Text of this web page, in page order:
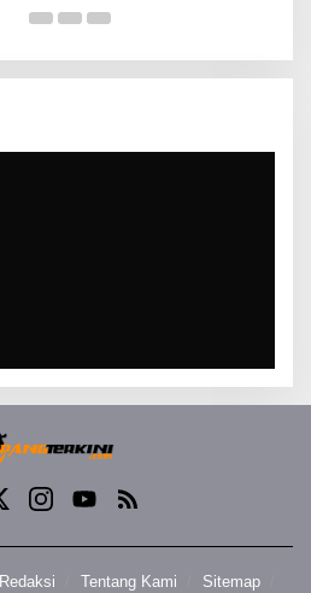
Redaksi Tentang Kami Sitemap